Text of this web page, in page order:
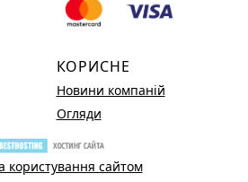
КОРИСНЕ
Новини компаній
Огляди
користування сайтом